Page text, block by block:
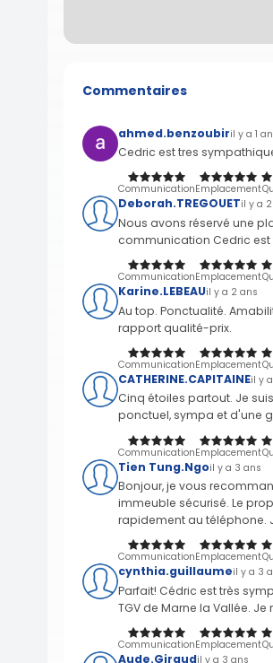
Commentaires
ahmed.benzoubiril y a 1 an
Cedric est tres
CommunicationEmplacement
Deborah.TREGOUETil y a
Nous avons réservé une
communication Cedric
CommunicationEmplacement
Karine.LEBEAUil y a 2 ans
Au top. Ponctualité.
rapport qualité-prix.
CommunicationEmplacement
CATHERINE.CAPITAINEil y
Cinq étoiles partout. Je
ponctuel, sympa et d'une
CommunicationEmplacement
Tien Tung.Ngoil y a 3 ans
Bonjour, je vous
immeuble sécurisé. Le
rapidement au téléphone.
CommunicationEmplacement
cynthia.guillaumeil y a 3
Parfait! Cédric est très
TGV de Marne la Vallée.
CommunicationEmplacement
Aude.Giraudil y a 3 ans